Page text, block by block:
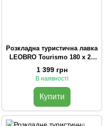
Розкладна туристична лавка
LEOBRO Tourismo 180 x 27
см (LB-1062)
1 399 грн
В наявності
Купити